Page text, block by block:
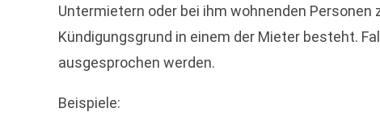
Untermietern oder bei ihm wohnenden
Kündigungsgrund in einem der Mieter besteht.
ausgesprochen werden.
Beispiele: